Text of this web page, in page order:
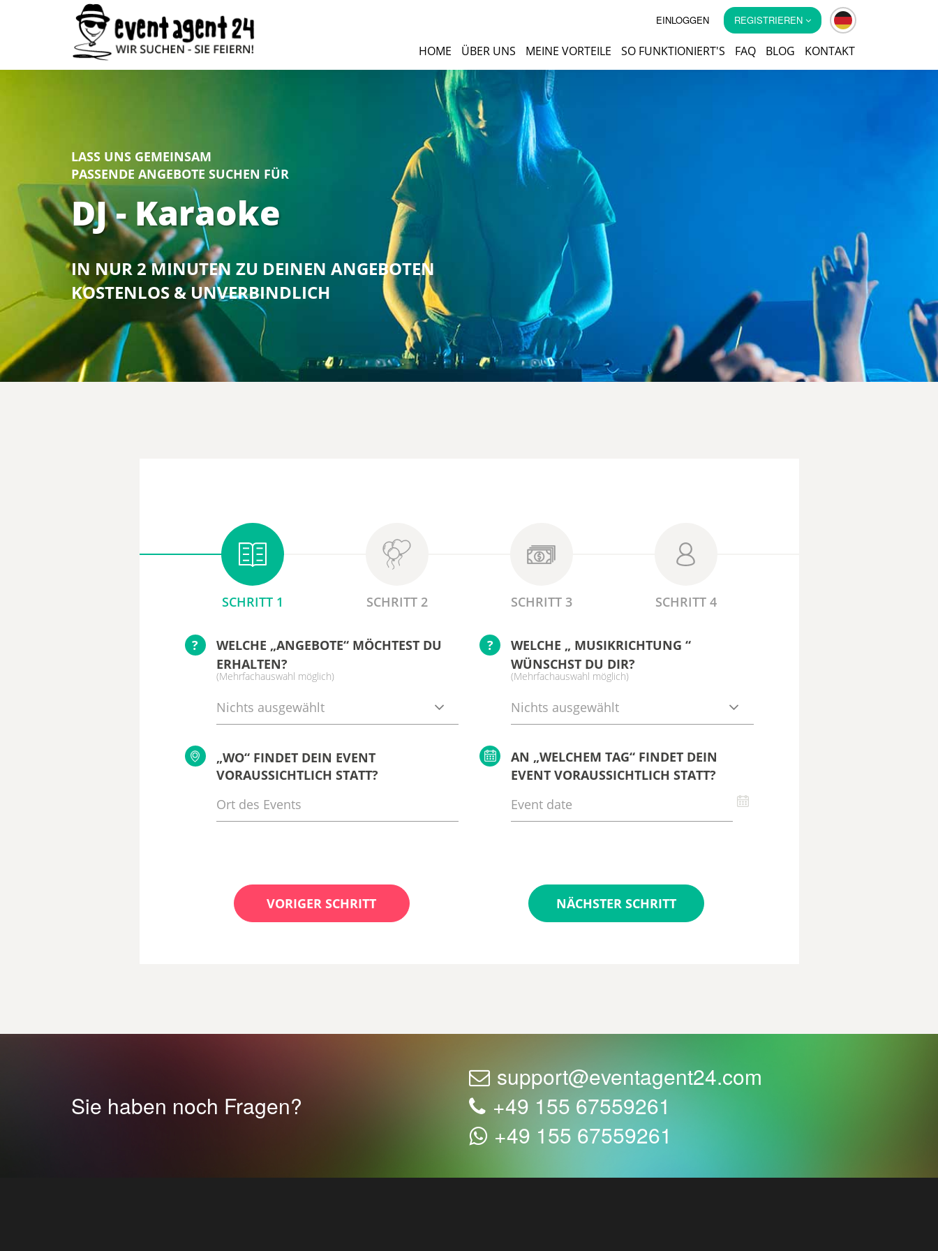
EINLOGGEN REGISTRIEREN
HOME ÜBER UNS MEINE VORTEILE SO FUNKTIONIERT'S FAQ BLOG KONTAKT
LASS UNS GEMEINSAM
PASSENDE ANGEBOTE SUCHEN FÜR
DJ - Karaoke
IN NUR 2 MINUTEN ZU DEINEN ANGEBOTEN
KOSTENLOS & UNVERBINDLICH
SCHRITT 1 SCHRITT 2 SCHRITT 3 SCHRITT 4
?
WELCHE „ANGEBOTE“ MÖCHTEST DU
ERHALTEN?
(Mehrfachauswahl möglich)
Nichts ausgewählt
?
WELCHE „ MUSIKRICHTUNG “
WÜNSCHST DU DIR?
(Mehrfachauswahl möglich)
Nichts ausgewählt
„WO“ FINDET DEIN EVENT
VORAUSSICHTLICH STATT?
AN „WELCHEM TAG“ FINDET DEIN
EVENT VORAUSSICHTLICH STATT?
VORIGER SCHRITT NÄCHSTER SCHRITT
Sie haben noch Fragen?
support@eventagent24.com
+49 155 67559261
+49 155 67559261